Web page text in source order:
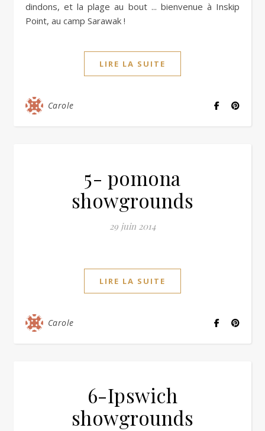
dindons, et la plage au bout ... bienvenue à Inskip
Point, au camp Sarawak !
LIRE LA SUITE
Carole
5- pomona
showgrounds
29 juin 2014
LIRE LA SUITE
Carole
6-Ipswich
showgrounds